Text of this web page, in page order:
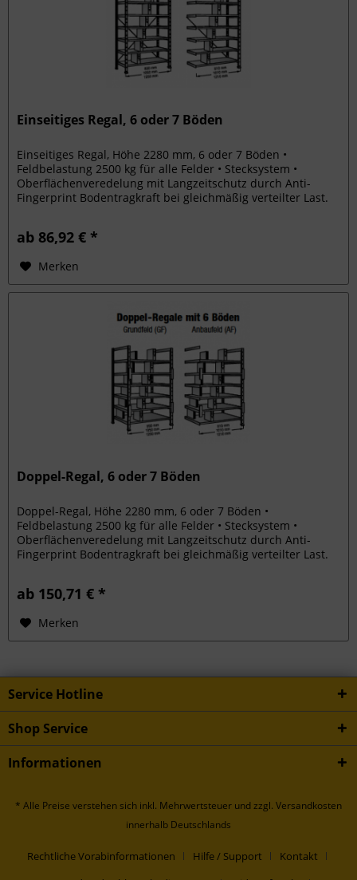
Einseitiges Regal, 6 oder 7 Böden
Einseitiges Regal, Höhe 2280 mm, 6 oder 7 Böden •
Feldbelastung 2500 kg für alle Felder • Stecksystem •
Oberflächenveredelung mit Langzeitschutz durch Anti-
Fingerprint Bodentragkraft bei gleichmäßig verteilter Last.
ab 86,92 € *
Merken
Doppel-Regal, 6 oder 7 Böden
Doppel-Regal, Höhe 2280 mm, 6 oder 7 Böden •
Feldbelastung 2500 kg für alle Felder • Stecksystem •
Oberflächenveredelung mit Langzeitschutz durch Anti-
Fingerprint Bodentragkraft bei gleichmäßig verteilter Last.
ab 150,71 € *
Merken
Service Hotline
Shop Service
Informationen
* Alle Preise verstehen sich inkl. Mehrwertsteuer undzzgl. Versandkosten
innerhalb Deutschlands
Rechtliche Vorabinformationen Hilfe / Support
Kontakt